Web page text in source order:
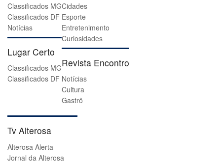
Classificados MG
Classificados DF
Notícias
Lugar Certo
Classificados MG
Classificados DF
Cidades
Esporte
Entretenimento
Curiosidades
Revista Encontro
Notícias
Cultura
Gastrô
Tv Alterosa
Alterosa Alerta
Jornal da Alterosa